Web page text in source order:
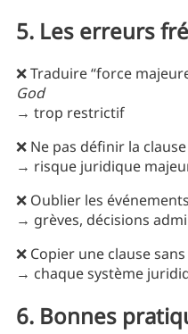
5. Les erreurs
❌ Traduire “force
God
→ trop restrictif
❌ Ne pas définir la clause
→ risque juridique
❌ Oublier les
→ grèves, décisions
❌ Copier une clause
→ chaque système
6. Bonnes